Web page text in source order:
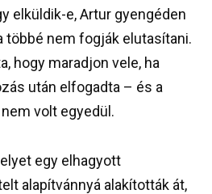
elküldik-e, Artur gyengéden
többé nem fogják elutasítani.
hogy maradjon vele, ha
után elfogadta – és a
volt egyedül.
egy elhagyott
alapítvánnyá alakították át,